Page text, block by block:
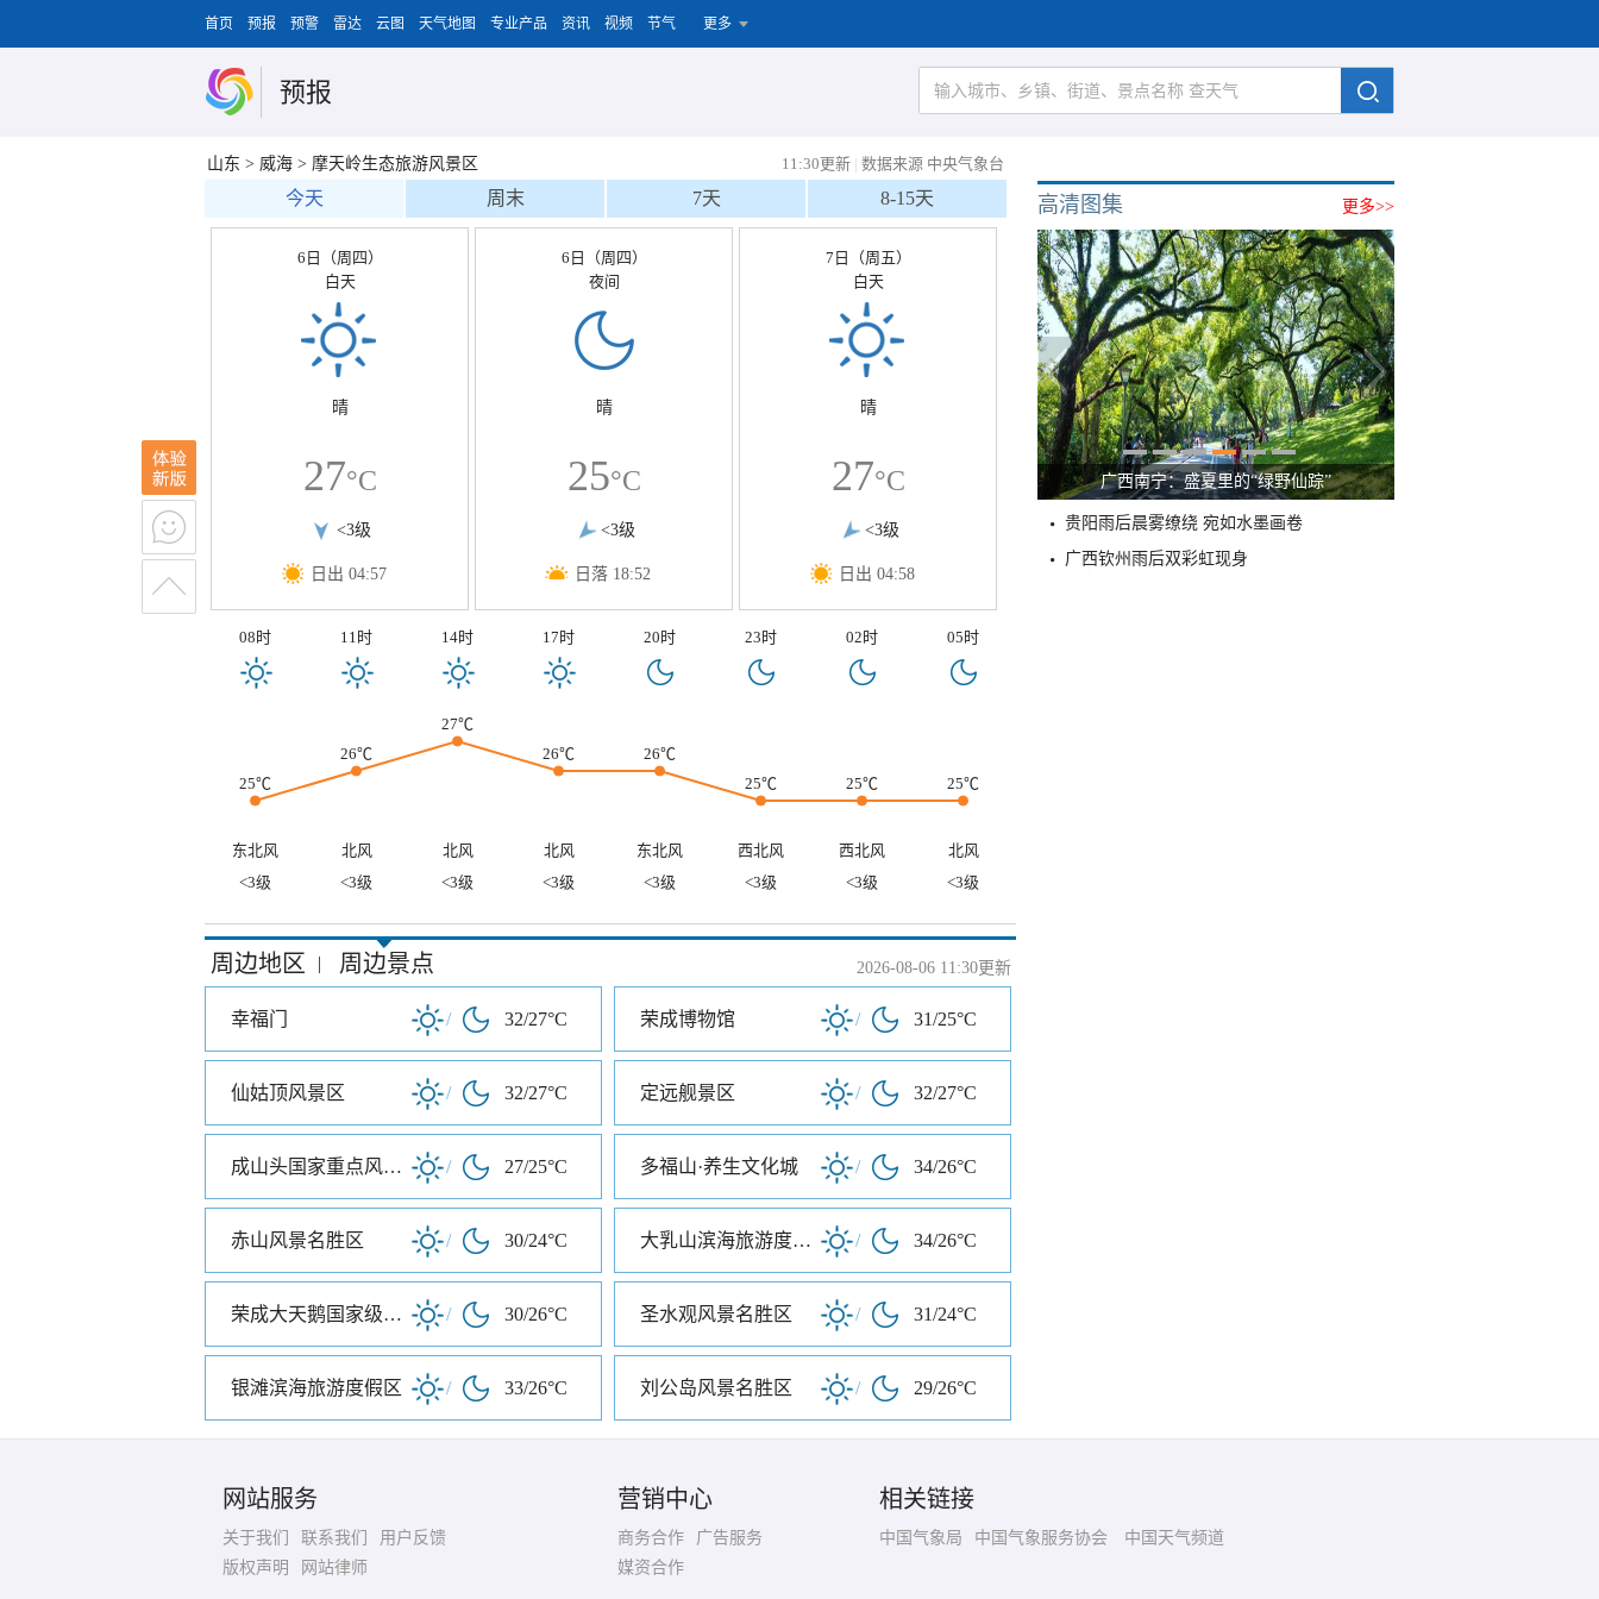
首页 预报 预警 雷达 云图 天气地图 专业产品 资讯 视频 节气 更多
预报
山东 > 威海 > 摩天岭生态旅游风景区 11:30更新 | 数据来源 中央气象台
今天 周末 7天 8-15天
6日（周四）
白天
晴
27°C
<3级
日出 04:57
6日（周四）
夜间
晴
25°C
<3级
日落 18:52
7日（周五）
白天
晴
27°C
<3级
日出 04:58
08时 11时 14时 17时 20时 23时 02时 05时
25℃
26℃
27℃
26℃
26℃
25℃
25℃ 25℃
东北风 北风 北风 北风 东北风 西北风 西北风
北风
<3级
<3级 <3级 <3级 <3级 <3级 <3级 <3级
周边地区 | 周边景点 2026-08-06 11:30更新
幸福门 / 32/27°C 荣成博物馆 / 31/25°C
仙姑顶风景区 / 32/27°C 定远舰景区 / 32/27°C
成山头国家重点风景名胜区 / 27/25°C 多福山·养生文化城 / 34/26°C
赤山风景名胜区 / 30/24°C 大乳山滨海旅游度假区 / 34/26°C
荣成大天鹅国家级自然保护区 / 30/26°C 圣水观风景名胜区 / 31/24°C
银滩滨海旅游度假区 / 33/26°C 刘公岛风景名胜区 / 29/26°C
更多>>
高清图集
呼伦贝尔草原 藏着最治愈的蓝天白云
贵阳雨后晨雾缭绕 宛如水墨画卷
广西钦州雨后双彩虹现身
网站服务
关于我们 联系我们
用户反馈
版权声明
网站律师
营销中心
商务合作
广告服务
媒资合作
相关链接
中国气象局 中国气象服务协会 中国天气频道